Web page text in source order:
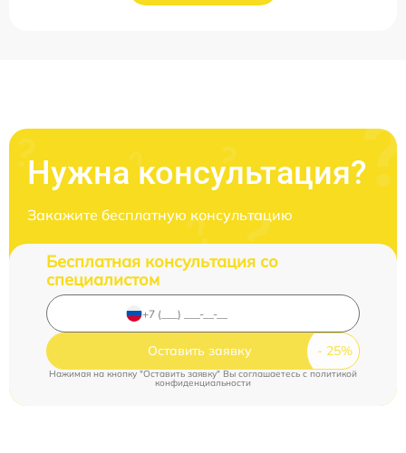
Нужна консультация?
Закажите бесплатную консультацию
Бесплатная консультация со
специалистом
Оставить заявку
Нажимая на кнопку "Оставить заявку" Вы соглашаетесь cполитикой
конфиденциальности